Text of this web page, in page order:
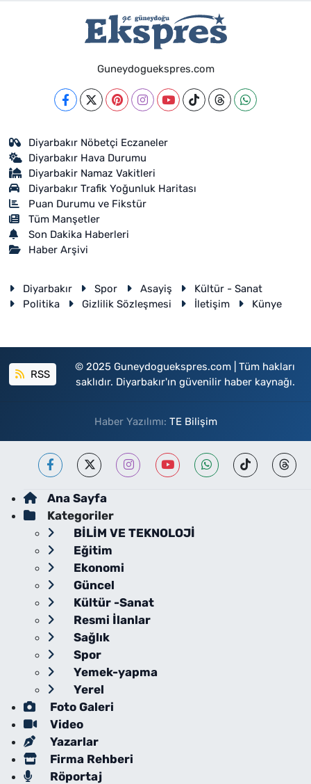
Guneydoguekspres.com
Diyarbakır Nöbetçi Eczaneler
Diyarbakır Hava Durumu
Diyarbakir Namaz Vakitleri
Diyarbakır Trafik Yoğunluk Haritası
Puan Durumu ve Fikstür
Tüm Manşetler
Son Dakika Haberleri
Haber Arşivi
Diyarbakır Spor Asayiş
Kültür - Sanat
Politika
Gizlilik Sözleşmesi İletişim Künye
RSS
© 2025 Guneydoguekspres.com | Tüm hakları
saklıdır. Diyarbakır'ın güvenilir haber kaynağı.
Haber Yazılımı: TE Bilişim
Ana Sayfa
Kategoriler
BİLİM VE TEKNOLOJİ
Eğitim
Ekonomi
Güncel
Kültür -Sanat
Resmi İlanlar
Sağlık
Spor
Yemek-yapma
Yerel
Foto Galeri
Video
Yazarlar
Firma Rehberi
Röportaj